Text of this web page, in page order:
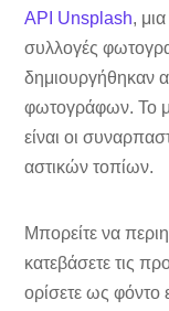
API Unsplash,
συλλογές
δημιουργήθηκαν
φωτογράφων. Το
είναι οι
αστικών τοπίων.
Μπορείτε να
κατεβάσετε τις
ορίσετε ως φόντο